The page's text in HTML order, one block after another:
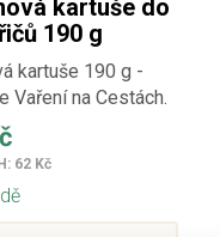
kartuše do
190 g
kartuše 190 g -
Vaření na Cestách.
62 Kč